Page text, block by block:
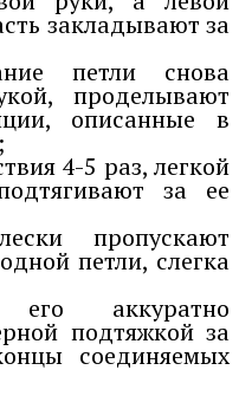
закладывают за
петли снова
проделывают
описанные в
4-5 раз, легкой
за ее
пропускают
петли, слегка
аккуратно
подтяжкой за
соединяемых